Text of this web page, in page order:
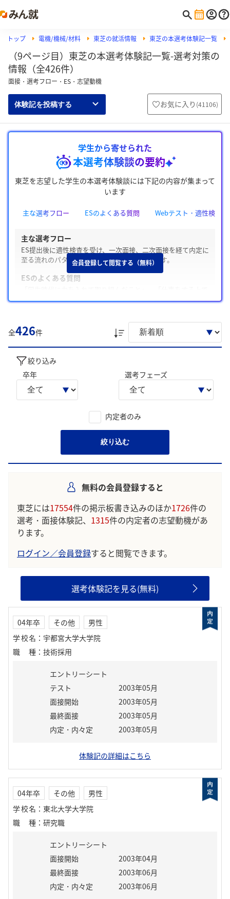
トップ 電機/機械/材料 東芝の就活情報 東芝の本選考体験記一覧
（9ページ目）東芝の本選考体験記一覧-選考対策の
情報（全426件）
面接・選考フロー・ES・志望動機
体験記を投稿する お気に入り (41106)
学生から寄せられた
本選考体験談の要約
東芝を志望した学生の本選考体験談には下記の内容が集まって
います
主な選考フロー ESのよくある質問 Webテスト・適性検査
主な選考フロー
ES提出後に適性検査を受け、一次面接、二次面接を経て内定に
至る流れのパターンでの選考ステップが多いです。
ESのよくある質問
の目標」の質問が多いです。
テストがあった / SPI
面接の特徴
面接は普通な雰囲気で、「志望動機」や「学生時代に力を入れ
たこと」についてよく聞かれます。
内定承諾と辞退
内定承諾した学生は、「null」を主な理由としています。一方
い」、「第一志望企業から内定」を主な理由としています。
「企業研究を徹底すること」、「自分の経験を具体的なエピソ
ードで話せるようにすること」のような声が寄せられていま
す。
学生の声を就職活動の参考にしましょう。
※AIを使用し、過去3年間のユーザー投稿を要約しています。実際
のユーザの投稿は下記の一覧からご確認ください。
会員登録して閲覧する（無料）
全426件
絞り込み
卒年
選考フェーズ
内定者のみ
絞り込む
無料の会員登録すると
東芝には17554件の掲示板書き込みのほか1726件の
選考・面接体験記、 1315件の内定者の志望動機があ
ります。
ログイン／会員登録すると閲覧できます。
選考体験記を見る(無料)
04年卒 その他
男性
学校名 ： 宇都宮大学大学院
職種 ： 技術採用
エントリーシート
テスト
2003年05月
面接開始
2003年05月
最終面接
2003年05月
内定・内々定
2003年05月
体験記の詳細はこちら
04年卒 その他
男性
学校名 ： 東北大学大学院
職種 ： 研究職
エントリーシート
面接開始
2003年04月
最終面接
2003年06月
内定・内々定
2003年06月